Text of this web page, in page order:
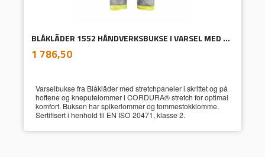
BLÅKLÄDER 1552 HÅNDVERKSBUKSE I VARSEL MED STRETCH GUL/M.BLÅ
Pris
1 786,50mva.
Varselbukse fra Blåkläder med stretchpaneler i skrittet og på
hoftene og kneputelommer i CORDURA® stretch for optimal
komfort. Buksen har spikerlommer og tommestokklomme.
Sertifisert i henhold til EN ISO 20471, klasse 2.